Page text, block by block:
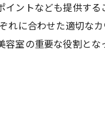
ントなども提供す
れに合わせた適切な
室の重要な役割とな